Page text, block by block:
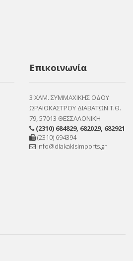
Επικοινωνία
3 ΧΛΜ. ΣΥΜΜΑΧΙΚΗΣ ΟΔΟΥ
ΩΡΑΙΟΚΑΣΤΡΟΥ ΔΙΑΒΑΤΩΝ Τ.Θ.
79, 57013 ΘΕΣΣΑΛΟΝΙΚΗ
(2310) 684829, 682029, 682921
(2310) 694394
info@diakakisimports.gr